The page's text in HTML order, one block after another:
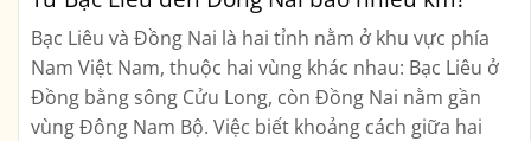
Bạc Liêu và Đồng Nai là hai tỉnh nằm ở khu vực phía
Nam Việt Nam, thuộc hai vùng khác nhau: Bạc Liêu ở
Đồng bằng sông Cửu Long, còn Đồng Nai nằm gần
vùng Đông Nam Bộ. Việc biết khoảng cách giữa hai